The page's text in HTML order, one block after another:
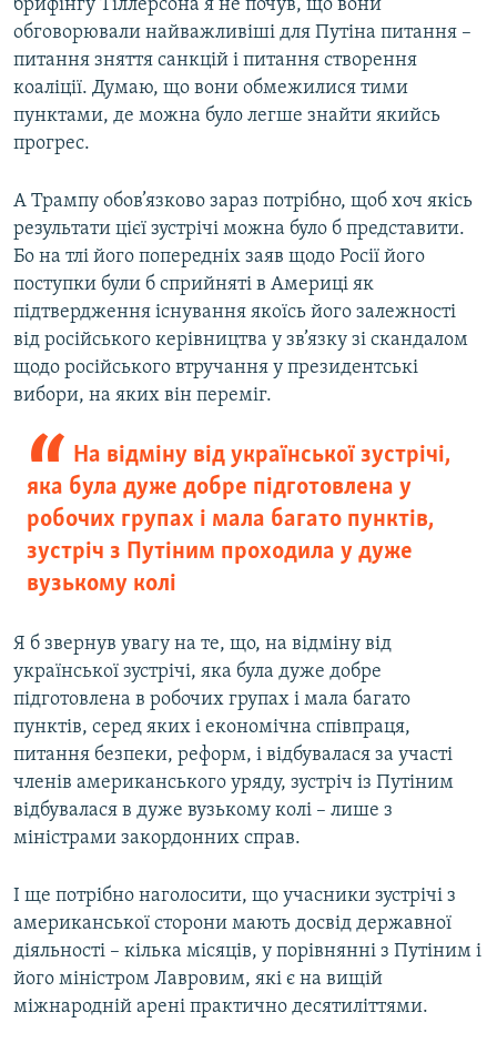
брифінгу Тіллерсона я не почув, що вони
обговорювали найважливіші для Путіна питання –
питання зняття санкцій і питання створення
коаліції. Думаю, що вони обмежилися тими
пунктами, де можна було легше знайти якийсь
прогрес.
А Трампу обов’язково зараз потрібно, щоб хоч якісь
результати цієї зустрічі можна було б представити.
Бо на тлі його попередніх заяв щодо Росії його
поступки були б сприйняті в Америці як
підтвердження існування якоїсь його залежності
від російського керівництва у зв’язку зі скандалом
щодо російського втручання у президентські
вибори, на яких він переміг.
На відміну від української зустрічі,
яка була дуже добре підготовлена у
робочих групах і мала багато пунктів,
зустріч з Путіним проходила у дуже
вузькому колі
Я б звернув увагу на те, що, на відміну від
української зустрічі, яка була дуже добре
підготовлена в робочих групах і мала багато
пунктів, серед яких і економічна співпраця,
питання безпеки, реформ, і відбувалася за участі
членів американського уряду, зустріч із Путіним
відбувалася в дуже вузькому колі – лише з
міністрами закордонних справ.
І ще потрібно наголосити, що учасники зустрічі з
американської сторони мають досвід державної
діяльності – кілька місяців, у порівнянні з Путіним і
його міністром Лавровим, які є на вищій
міжнародній арені практично десятиліттями.